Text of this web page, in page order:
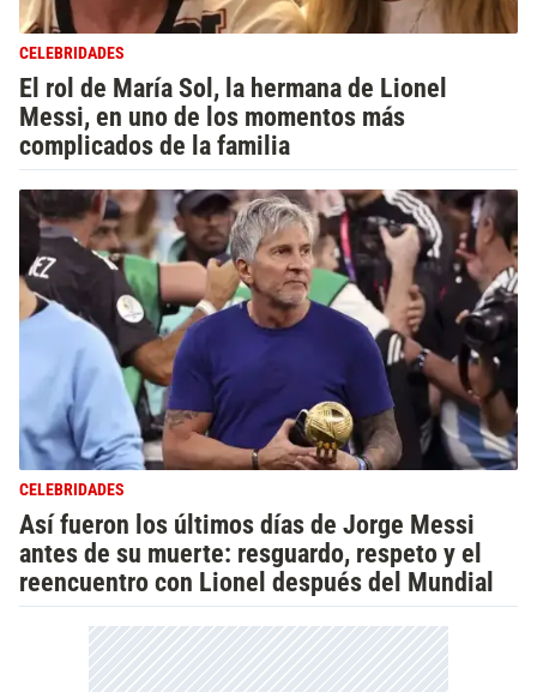
CELEBRIDADES
El rol de María Sol, la hermana de Lionel
Messi, en uno de los momentos más
complicados de la familia
CELEBRIDADES
Así fueron los últimos días de Jorge Messi
antes de su muerte: resguardo, respeto y el
reencuentro con Lionel después del Mundial